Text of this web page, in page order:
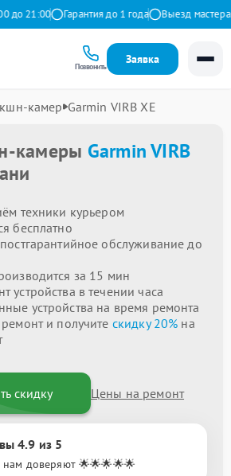
21:00 Гарантия до 1 года Выезд мастера
Позвонить
Заявка
камер Garmin VIRB XE
камеры Garmin VIRB
техники курьером
бесплатно
обслуживание до
за 15 мин
устройства в течении часа
устройства на время ремонта
и получите скидку 20% на
скидку Цены на ремонт
4.9 из 5
нам доверяют 🌟🌟🌟🌟🌟